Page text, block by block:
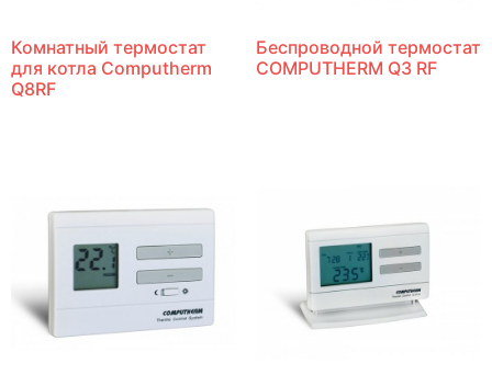
Комнатный термостат
для котла Computherm
Q8RF
Беспроводной термостат
COMPUTHERM Q3 RF